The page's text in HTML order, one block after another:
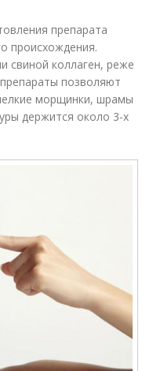
препарата
происхождения.
свиной коллаген, реже
позволяют
морщинки, шрамы
держится около 3-х